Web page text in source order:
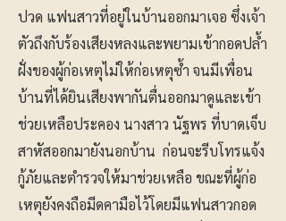
ปวด แฟนสาวที่อยู่ในบ้านออกมาเจอ ซึ่งเจ้า
ตัวถึงกับร้องเสียงหลงและพยามเข้ากอดปล้ำ
ฝั่งของผู้ก่อเหตุไม่ให้ก่อเหตุซ้ำ จนมีเพื่อน
บ้านที่ได้ยินเสียงพากันตื่นออกมาดูและเข้า
ช่วยเหลือประคอง นางสาว นัฐพร ที่บาดเจ็บ
สาหัสออกมายังนอกบ้าน ก่อนจะรีบโทรแจ้ง
กู้ภัยและตำรวจให้มาช่วยเหลือ ขณะที่ผู้ก่อ
เหตุยังคงถือมีดคามือไว้โดยมีแฟนสาวกอด